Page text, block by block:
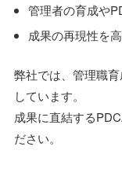
管理者の育成や
成果の再現性を
弊社では、管理職
しています。
成果に直結する
ださい。